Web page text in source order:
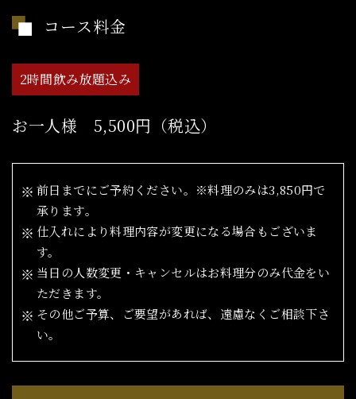
コース料金
2時間飲み放題込み
お一人様 5,500円（税込）
前日までにご予約ください。※料理のみは3,850円で
承ります。
仕入れにより料理内容が変更になる場合もございま
す。
当日の人数変更・キャンセルはお料理分のみ代金をい
ただきます。
その他ご予算、ご要望があれば、遠慮なくご相談下さ
い。